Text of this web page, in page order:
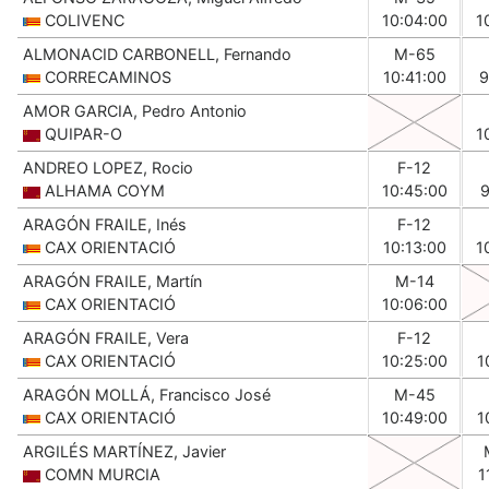
COLIVENC
10:04:00
ALMONACID CARBONELL, Fernando
CORRECAMINOS
M-65
10:41:00
AMOR GARCIA, Pedro Antonio
QUIPAR-O
ANDREO LOPEZ, Rocio
ALHAMA COYM
F-12
10:45:00
ARAGÓN FRAILE, Inés
CAX ORIENTACIÓ
F-12
10:13:00
ARAGÓN FRAILE, Martín
CAX ORIENTACIÓ
M-14
10:06:00
ARAGÓN FRAILE, Vera
CAX ORIENTACIÓ
F-12
10:25:00
ARAGÓN MOLLÁ, Francisco José
CAX ORIENTACIÓ
M-45
10:49:00
ARGILÉS MARTÍNEZ, Javier
COMN MURCIA